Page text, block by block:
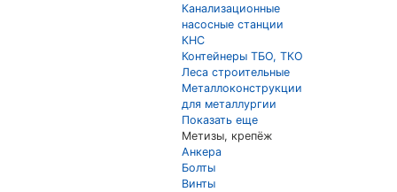
Канализационные
насосные станции
КНС
Контейнеры ТБО, ТКО
Леса строительные
Металлоконструкции
для металлургии
Показать еще
Метизы, крепёж
Анкера
Болты
Винты